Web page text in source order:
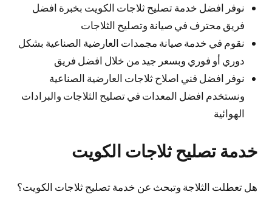
نوفر افضل خدمة تصليح ثلاجات الكويت بخبرة افضل
فريق محترف في صيانة وتصليح الثلاجات
نقوم في خدمة صيانة مجمدات العارضية الصناعية بشكل
دوري أو فوري وبسعر جيد من خلال افضل فريق
نوفر افضل فني اصلاح ثلاجات العارضية الصناعية
ونستخدم افضل المعدات في تصليح الثلاجات والبرادات
الهوائية
خدمة تصليح ثلاجات الكويت
هل تعطلت الثلاجة وتبحث عن خدمة تصليح ثلاجات الكويت؟